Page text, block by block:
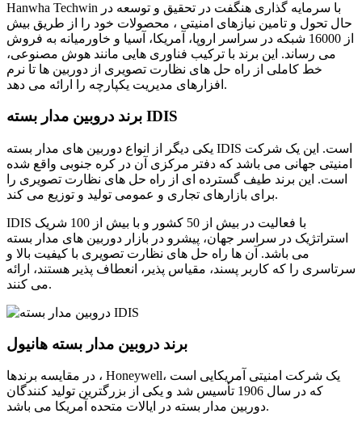
Hanwha Techwin با سرمایه گذاری هنگفت در تحقیق و توسعه در
حال تحول و تامین نیازهای امنیتی ، محصولات خود را از طریق بیش
از 16000 شبکه در سراسر اروپا، آمریکا، آسیا و خاورمیانه به فروش
می رساند. این برند با ترکیب فناوری هایی مانند هوش مصنوعی،
خط کاملی از راه حل های نظارت تصویری از دوربین ها تا نرم
افزارهای مدیریت یکپارچه را ارائه می دهد.
برند دروبین مدار بسته IDIS
یکی دیگر از انواع دوربین های مدار بسته IDIS است. این یک شرکت
امنیتی جهانی می باشد که دفتر مرکزی آن در کره جنوبی واقع شده
است. این برند طیف گسترده ای از راه حل های نظارت تصویری را
برای بازارهای تجاری و عمومی تولید و توزیع می کند.
IDIS با فعالیت در بیش از 50 کشور و با بیش از 100 شریک
استراتژیک در سراسر جهان، پیشرو در بازار دوربین های مدار بسته
می باشد. آن ها راه حل های نظارت تصویری با کیفیت بالا و
سرتاسری را که کاربر پسند، مقیاس پذیر، انعطاف پذیر هستند، ارائه
می کنند.
برند دروبین مدار بسته هانیول
در مقایسه برندها ، Honeywell، یک شرکت امنیتی آمریکایی است
که در سال 1906 تأسیس شد و یکی از بزرگترین تولید کنندگان
دوربین مدار بسته در ایالات متحده آمریکا می باشد.